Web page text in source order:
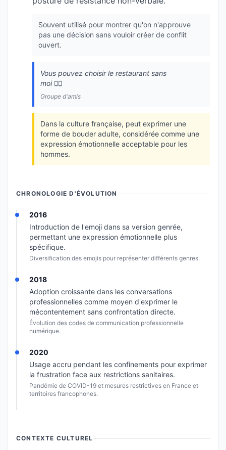
Souvent utilisé pour montrer qu'on n'approuve
pas une décision sans vouloir créer de conflit
ouvert.
Vous pouvez choisir le restaurant sans
moi 🙍‍♂️
Groupe d'amis
Dans la culture française, peut exprimer une
forme de bouder adulte, considérée comme une
expression émotionnelle acceptable pour les
hommes.
CHRONOLOGIE D'ÉVOLUTION
2016
Introduction de l'emoji dans sa version genrée,
permettant une expression émotionnelle plus
spécifique.
Diversification des emojis pour représenter différents genres.
2018
Adoption croissante dans les conversations
professionnelles comme moyen d'exprimer le
mécontentement sans confrontation directe.
Évolution des codes de communication professionnelle
numérique.
2020
Usage accru pendant les confinements pour exprimer
la frustration face aux restrictions sanitaires.
Pandémie de COVID-19 et mesures restrictives en France et
territoires francophones.
CONTEXTE CULTUREL